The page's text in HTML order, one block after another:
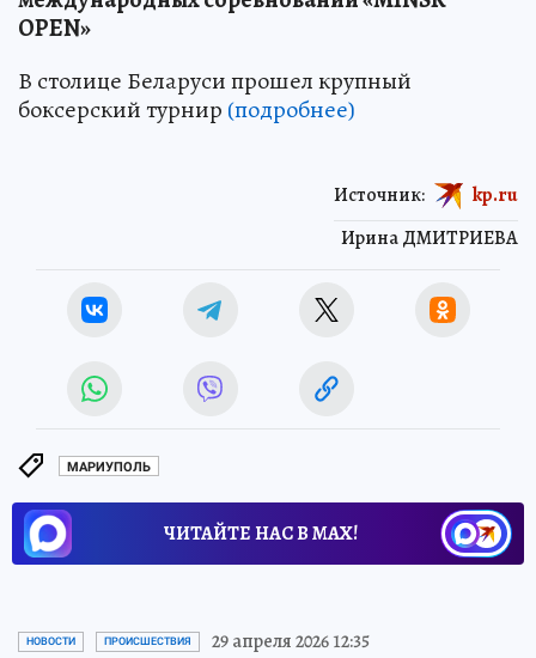
OPEN»
В столице Беларуси прошел крупный
боксерский турнир (подробнее)
Ирина ДМИТРИЕВА
Источник: kp.ru
МАРИУПОЛЬ
ЧИТАЙТЕ НАС В МАХ!
НОВОСТИ ПРОИСШЕСТВИЯ 29 апреля 2026 12:35